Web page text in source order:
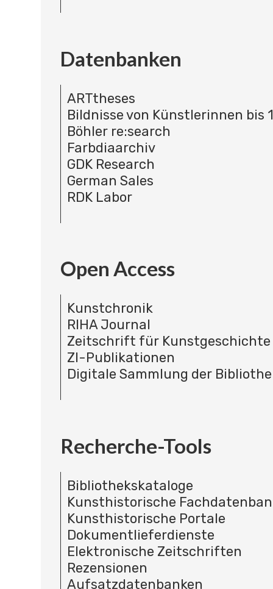
Datenbanken
ARTtheses
Bildnisse von Künstlerinnen bis
Böhler re:search
Farbdiaarchiv
GDK Research
German Sales
RDK Labor
Open Access
Kunstchronik
RIHA Journal
Zeitschrift für Kunstgeschichte
ZI-Publikationen
Digitale Sammlung der
Recherche-Tools
Bibliothekskataloge
Kunsthistorische
Kunsthistorische Portale
Dokumentlieferdienste
Elektronische Zeitschriften
Rezensionen
Aufsatzdatenbanken